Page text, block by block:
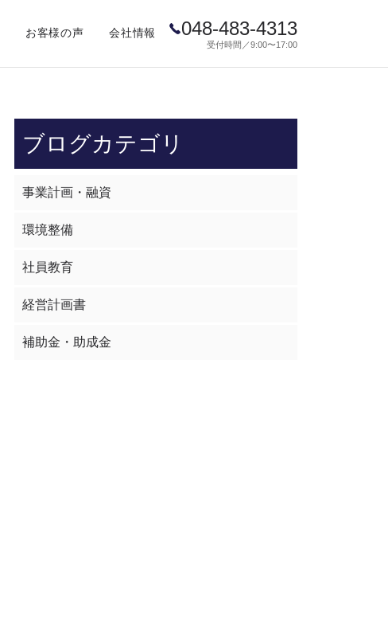
お客様の声 会社情報 048-483-4313
受付時間／9:00〜17:00
ブログカテゴリ
事業計画・融資
環境整備
社員教育
経営計画書
補助金・助成金